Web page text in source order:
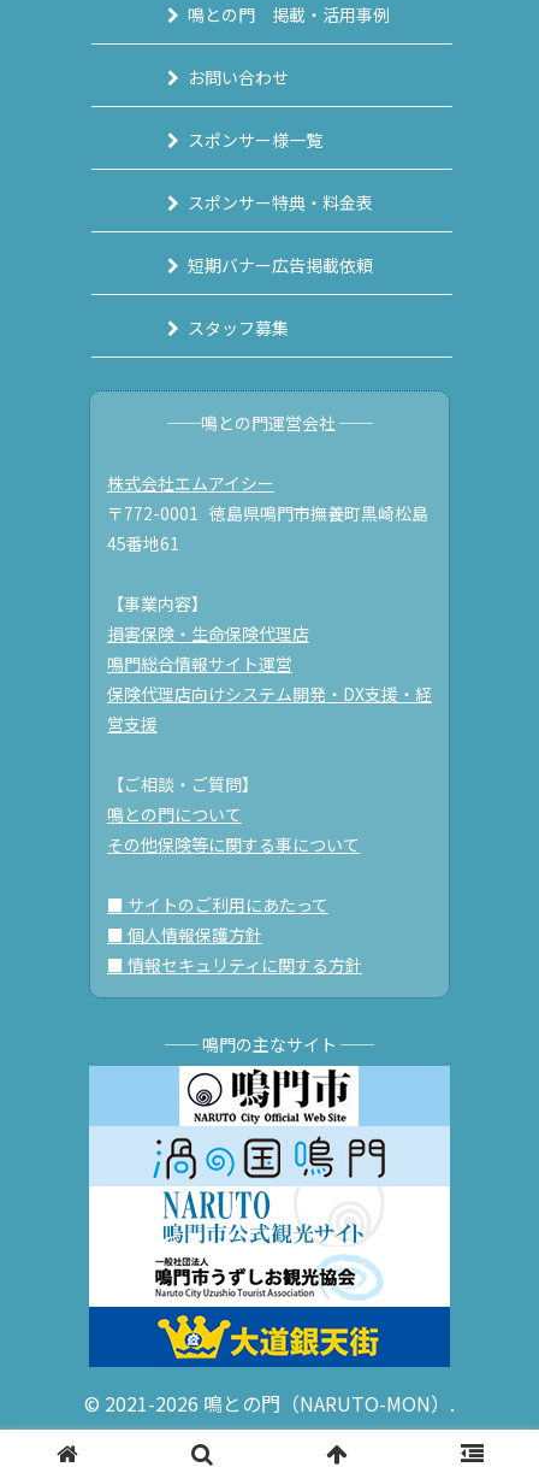
鳴との門 掲載・活用事例
お問い合わせ
スポンサー様一覧
スポンサー特典・料金表
短期バナー広告掲載依頼
スタッフ募集
──鳴との門運営会社 ──
株式会社エムアイシー
〒772-0001 徳島県鳴門市撫養町黒崎松島
45番地61
【事業内容】
損害保険・生命保険代理店
鳴門総合情報サイト運営
保険代理店向けシステム開発・DX支援・経
営支援
【ご相談・ご質問】
鳴との門について
その他保険等に関する事について
■ サイトのご利用にあたって
■ 個人情報保護方針
■ 情報セキュリティに関する方針
── 鳴門の主なサイト ──
© 2021-2026 鳴との門（NARUTO-MON）.